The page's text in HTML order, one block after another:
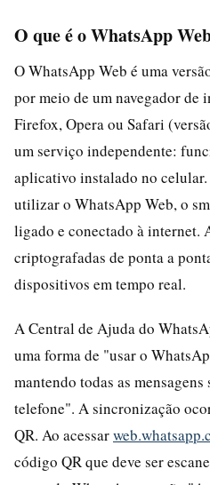
O que é o WhatsApp
O WhatsApp Web é uma
por meio de um navegador de
Firefox, Opera ou Safari
um serviço independente:
aplicativo instalado no
utilizar o WhatsApp Web, o
ligado e conectado à internet.
criptografadas de ponta a
dispositivos em tempo real.
A Central de Ajuda do
uma forma de "usar o
mantendo todas as
telefone". A sincronização
QR. Ao acessar
código QR que deve ser